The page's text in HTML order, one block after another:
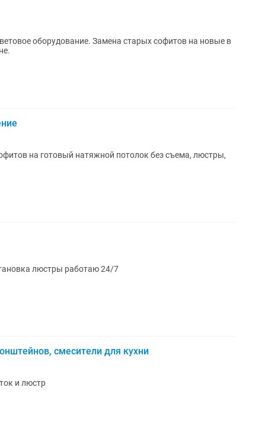
оборудование. Замена старых софитов на новые в
на готовый натяжной потолок без съема, люстры,
люстры работаю 24/7
смесители для кухни
и люстр